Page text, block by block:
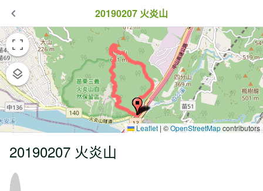
20190207 火炎山
Leaflet | ©OpenStreetMapcontributors
20190207 火炎山